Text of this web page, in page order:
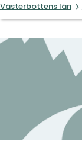
Västerbottens län